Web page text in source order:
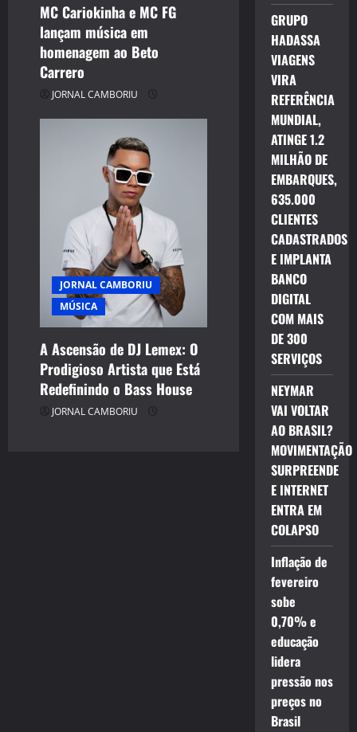
MC Cariokinha e MC FG
lançam música em
homenagem ao Beto
Carrero
JORNAL CAMBORIU
JORNAL CAMBORIU
MÚSICA
A Ascensão de DJ Lemex: O
Prodigioso Artista que Está
Redefinindo o Bass House
JORNAL CAMBORIU
GRUPO
HADASSA
VIAGENS
VIRA
REFERÊNCIA
MUNDIAL,
ATINGE 1.2
MILHÃO DE
EMBARQUES,
635.000
CLIENTES
CADASTRADOS
E IMPLANTA
BANCO
DIGITAL
COM MAIS
DE 300
SERVIÇOS
NEYMAR
VAI VOLTAR
AO BRASIL?
MOVIMENTAÇÃO
SURPREENDE
E INTERNET
ENTRA EM
COLAPSO
Inflação de
fevereiro
sobe
0,70% e
educação
lidera
pressão nos
preços no
Brasil